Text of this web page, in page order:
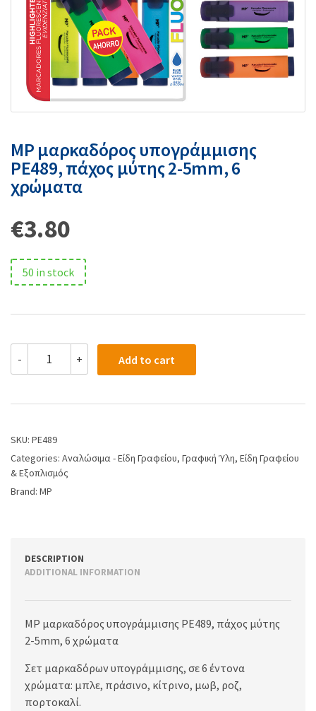
MP μαρκαδόρος υπογράμμισης
PE489, πάχος μύτης 2-5mm, 6
χρώματα
€3.80
50 in stock
- + Add to cart
SKU: PE489
Categories: Αναλώσιμα - Είδη Γραφείου, Γραφική Ύλη, Είδη Γραφείου
& Εξοπλισμός
Brand: MP
DESCRIPTION
ADDITIONAL INFORMATION
MP μαρκαδόρος υπογράμμισης PE489, πάχος μύτης
2-5mm, 6 χρώματα
Σετ μαρκαδόρων υπογράμμισης, σε 6 έντονα
χρώματα: μπλε, πράσινο, κίτρινο, μωβ, ροζ,
πορτοκαλί.